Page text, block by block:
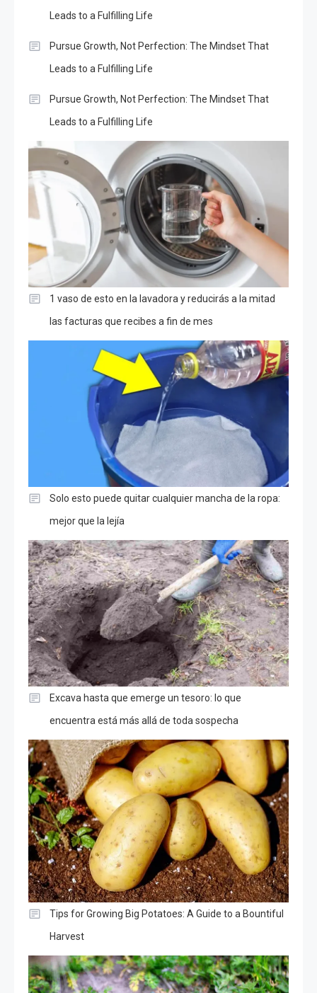
Leads to a Fulfilling Life
Pursue Growth, Not Perfection: The Mindset That
Leads to a Fulfilling Life
Pursue Growth, Not Perfection: The Mindset That
Leads to a Fulfilling Life
1 vaso de esto en la lavadora y reducirás a la mitad
las facturas que recibes a fin de mes
Solo esto puede quitar cualquier mancha de la ropa:
mejor que la lejía
Excava hasta que emerge un tesoro: lo que
encuentra está más allá de toda sospecha
Tips for Growing Big Potatoes: A Guide to a Bountiful
Harvest